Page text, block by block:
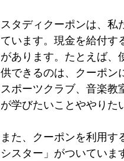
スタディクーポンは、私
ています。現金を給付す
があります。たとえば、
供できるのは、クーポン
スポーツクラブ、音楽教
が学びたいことややりた
また、クーポンを利用
シスター」がついていま